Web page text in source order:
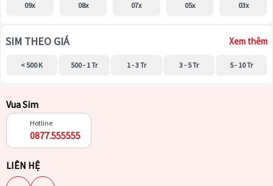
09x 08x 07x 05x 03x
SIM THEO GIÁ Xem thêm
< 500 K 500 - 1 Tr 1 - 3 Tr 3 - 5 Tr 5 - 10 Tr
Vua Sim
Hotline
0877.555555
LIÊN HỆ